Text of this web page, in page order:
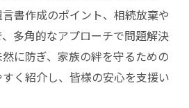
書作成のポイント、相続放棄や
多角的なアプローチで問題解決
に防ぎ、家族の絆を守るための
く紹介し、皆様の安心を支援い